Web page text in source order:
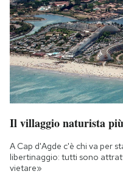
Il villaggio naturista
A Cap d'Agde c'è chi va per
libertinaggio: tutti sono
vietare»